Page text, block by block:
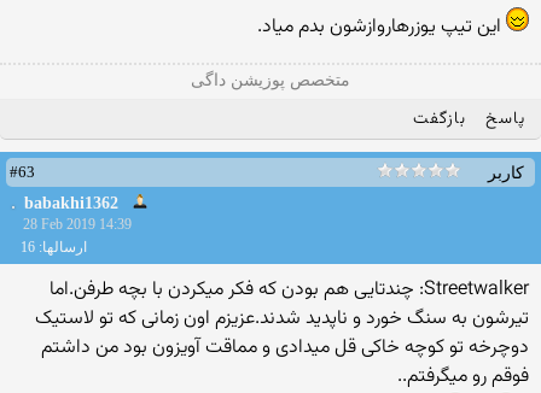
این تیپ یوزرهاروازشون بدم میاد.
متخصص پوزیشن داگی
پاسخ بازگفت
کاربر
#63
babakhi1362
28 Feb 2019 14:39
ارسالها: 16
Streetwalker: چندتایی هم بودن که فکر میکردن با بچه طرفن.اما
تیرشون به سنگ خورد و ناپدید شدند.عزیزم اون زمانی که تو لاستیک
دوچرخه تو کوچه خاکی قل میدادی و مماقت آویزون بود من داشتم
فوقم رو میگرفتم..